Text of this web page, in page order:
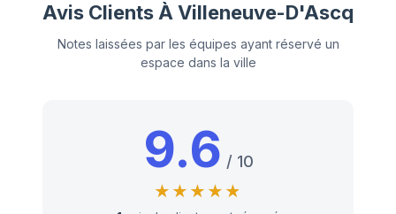
Avis Clients À Villeneuve-D'Ascq
Notes laissées par les équipes ayant réservé un
espace dans la ville
9.6 / 10